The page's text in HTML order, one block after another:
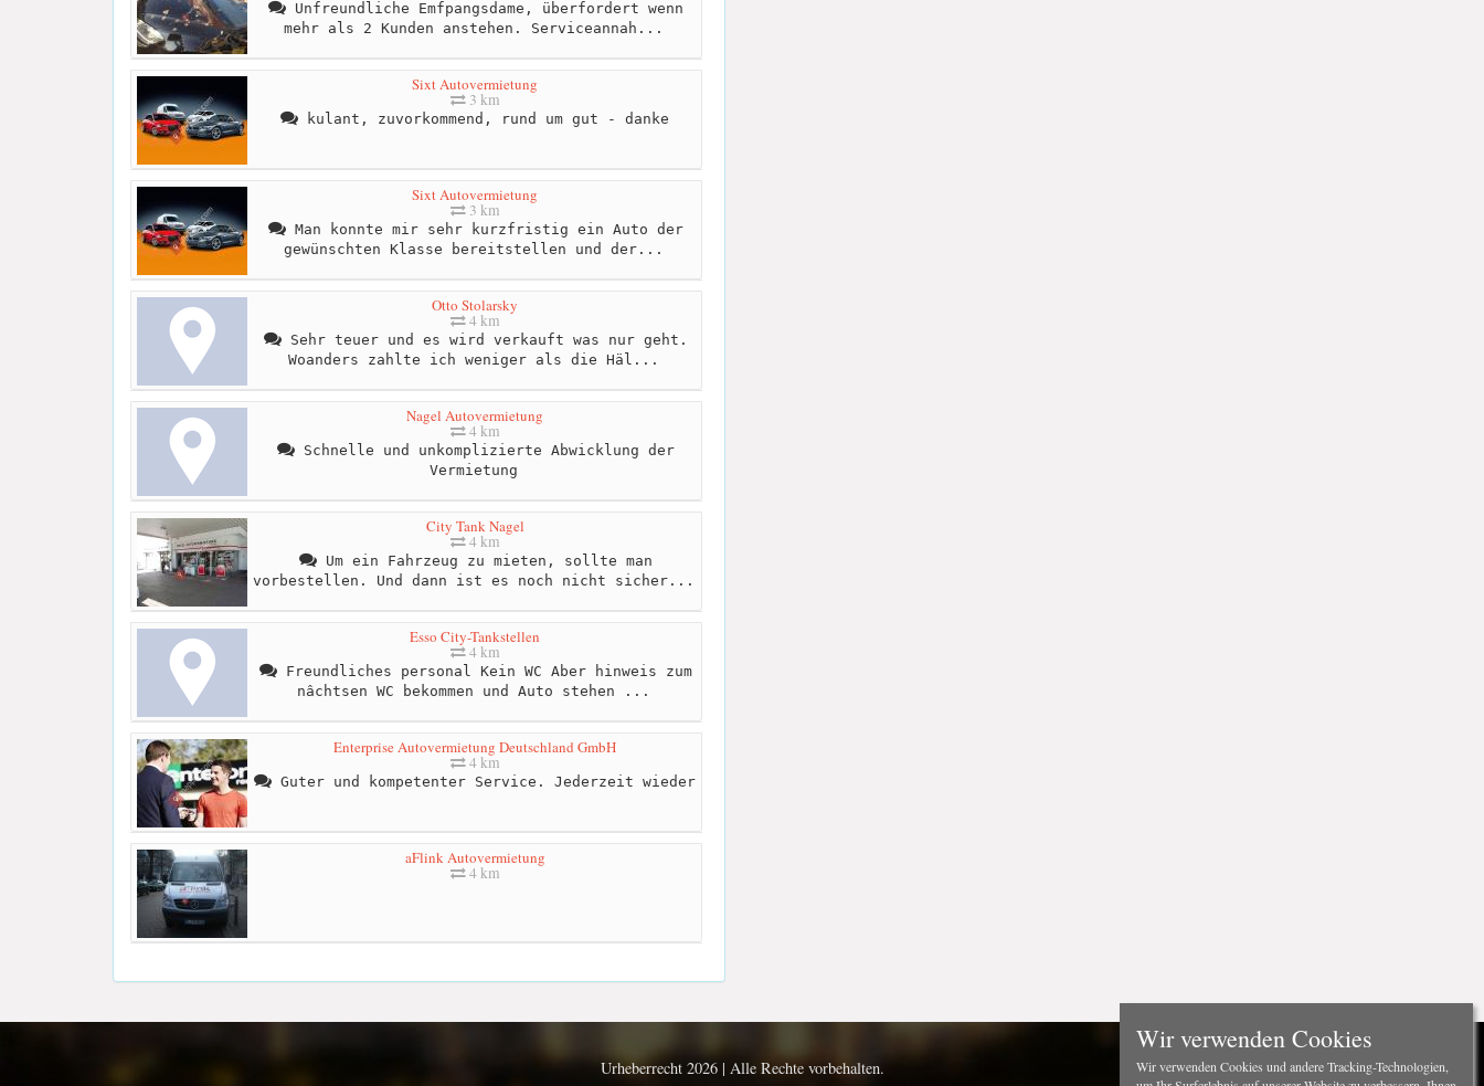
Unfreundliche Emfpangsdame, überfordert wenn
mehr als 2 Kunden anstehen. Serviceannah...
Sixt Autovermietung
3 km
kulant, zuvorkommend, rund um gut - danke
Sixt Autovermietung
3 km
Man konnte mir sehr kurzfristig ein Auto der
gewünschten Klasse bereitstellen und der...
Otto Stolarsky
4 km
Sehr teuer und es wird verkauft was nur geht.
Woanders zahlte ich weniger als die Häl...
Nagel Autovermietung
4 km
Schnelle und unkomplizierte Abwicklung der
Vermietung
City Tank Nagel
4 km
Um ein Fahrzeug zu mieten, sollte man
vorbestellen. Und dann ist es noch nicht sicher...
Esso City-Tankstellen
4 km
Freundliches personal Kein WC Aber hinweis zum
nâchtsen WC bekommen und Auto stehen ...
Enterprise Autovermietung Deutschland GmbH
4 km
Guter und kompetenter Service. Jederzeit wieder
aFlink Autovermietung
4 km
Urheberrecht 2026 | Alle Rechte vorbehalten.
Wir verwenden Cookies
Wir verwenden Cookies und andere Tracking-Technologien,